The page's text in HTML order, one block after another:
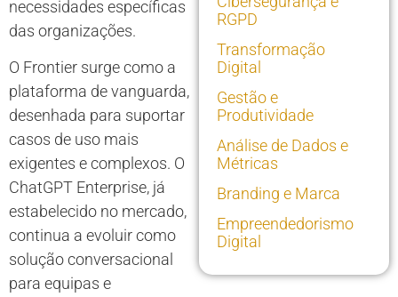
necessidades específicas
das organizações.
O Frontier surge como a
plataforma de vanguarda,
desenhada para suportar
casos de uso mais
exigentes e complexos. O
ChatGPT Enterprise, já
estabelecido no mercado,
continua a evoluir como
solução conversacional
para equipas e
RGPD
Transformação
Digital
Gestão e
Produtividade
Análise de Dados e
Métricas
Branding e Marca
Empreendedorismo
Digital